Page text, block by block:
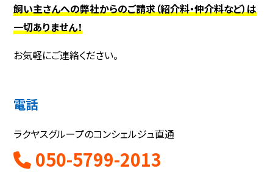
飼い主さんへの弊社からのご請求（紹介料・仲介料など）は
一切ありません！
お気軽にご連絡ください。
電話
ラクヤスグループのコンシェルジュ直通
050-5799-2013